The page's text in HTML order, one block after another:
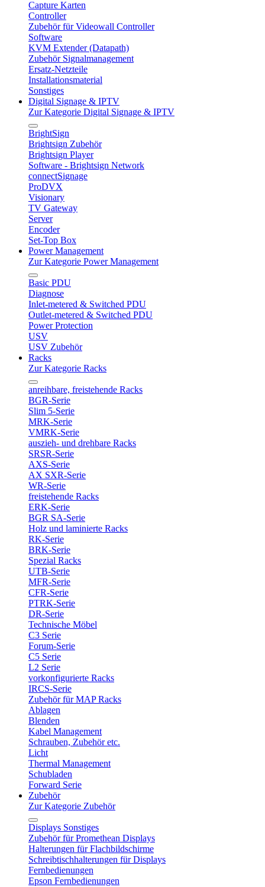
Capture Karten
Controller
Zubehör für Videowall Controller
Software
KVM Extender (Datapath)
Zubehör Signalmanagement
Ersatz-Netzteile
Installationsmaterial
Sonstiges
Digital Signage & IPTV
Zur Kategorie Digital Signage & IPTV
BrightSign
Brightsign Zubehör
Brightsign Player
Software - Brightsign Network
connectSignage
ProDVX
Visionary
TV Gateway
Server
Encoder
Set-Top Box
Power Management
Zur Kategorie Power Management
Basic PDU
Diagnose
Inlet-metered & Switched PDU
Outlet-metered & Switched PDU
Power Protection
USV
USV Zubehör
Racks
Zur Kategorie Racks
anreihbare, freistehende Racks
BGR-Serie
Slim 5-Serie
MRK-Serie
VMRK-Serie
auszieh- und drehbare Racks
SRSR-Serie
AXS-Serie
AX SXR-Serie
WR-Serie
freistehende Racks
ERK-Serie
BGR SA-Serie
Holz und laminierte Racks
RK-Serie
BRK-Serie
Spezial Racks
UTB-Serie
MFR-Serie
CFR-Serie
PTRK-Serie
DR-Serie
Technische Möbel
C3 Serie
Forum-Serie
C5 Serie
L2 Serie
vorkonfigurierte Racks
IRCS-Serie
Zubehör für MAP Racks
Ablagen
Blenden
Kabel Management
Schrauben, Zubehör etc.
Licht
Thermal Management
Schubladen
Forward Serie
Zubehör
Zur Kategorie Zubehör
Displays Sonstiges
Zubehör für Promethean Displays
Halterungen für Flachbildschirme
Schreibtischhalterungen für Displays
Fernbedienungen
Epson Fernbedienungen